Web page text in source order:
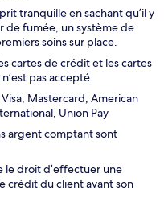
tranquille en sachant qu’il y
de fumée, un système de
soins sur place.
cartes de crédit et les cartes
pas accepté.
Mastercard, American
Union Pay
argent comptant sont
le droit d’effectuer une
crédit du client avant son